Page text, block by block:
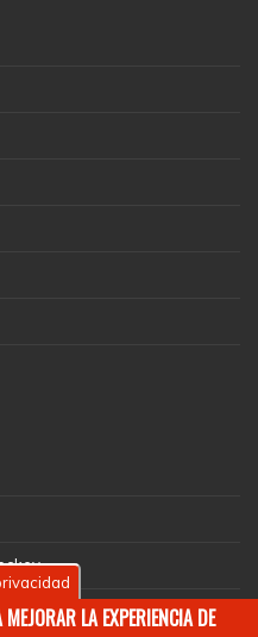
LA EXPERIENCIA DE